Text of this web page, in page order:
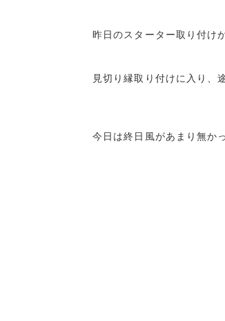
昨日のスターター取り付け
見切り縁取り付けに入り、
今日は終日風があまり無か